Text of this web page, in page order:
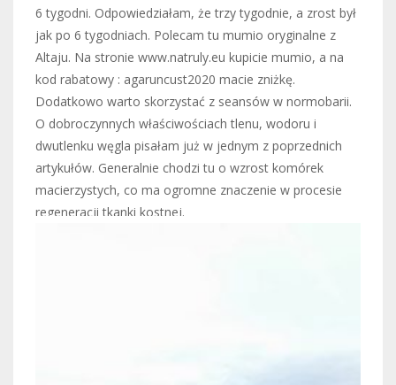
6 tygodni. Odpowiedziałam, że trzy tygodnie, a zrost był
jak po 6 tygodniach. Polecam tu mumio oryginalne z
Altaju. Na stronie www.natruly.eu kupicie mumio, a na
kod rabatowy : agaruncust2020 macie zniżkę.
Dodatkowo warto skorzystać z seansów w normobarii.
O dobroczynnych właściwościach tlenu, wodoru i
dwutlenku węgla pisałam już w jednym z poprzednich
artykułów. Generalnie chodzi tu o wzrost komórek
macierzystych, co ma ogromne znaczenie w procesie
regeneracji tkanki kostnej.